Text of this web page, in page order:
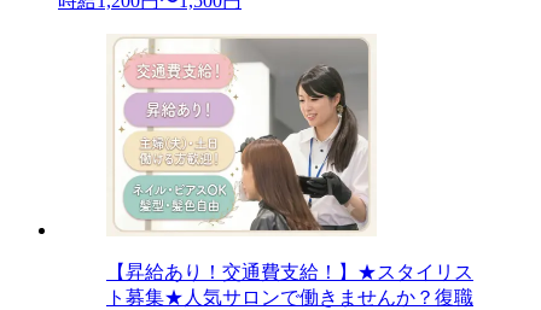
【昇給あり！交通費支給！】★スタイリス
ト募集★人気サロンで働きませんか？復職